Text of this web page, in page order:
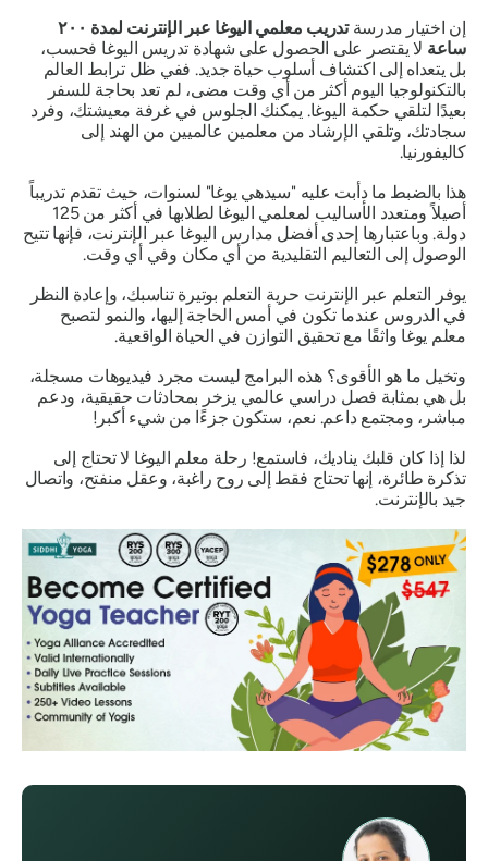
إن اختيار مدرسة
تدريب معلمي اليوغا عبر الإنترنت لمدة ٢٠٠
ساعةلا يقتصر على الحصول على شهادة تدريس اليوغا فحسب،
بل يتعداه إلى اكتشاف أسلوب حياة جديد. ففي ظل ترابط العالم
بالتكنولوجيا اليوم أكثر من أي وقت مضى، لم تعد بحاجة للسفر
بعيدًا لتلقي حكمة اليوغا. يمكنك الجلوس في غرفة معيشتك، وفرد
سجادتك، وتلقي الإرشاد من معلمين عالميين من الهند إلى
كاليفورنيا.
هذا بالضبط ما دأبت عليه "سيدهي يوغا" لسنوات، حيث تقدم تدريباً
أصيلاً ومتعدد الأساليب لمعلمي اليوغا لطلابها في أكثر من 125
دولة. وباعتبارها إحدى أفضل مدارس اليوغا عبر الإنترنت، فإنها تتيح
الوصول إلى التعاليم التقليدية من أي مكان وفي أي وقت.
يوفر التعلم عبر الإنترنت حرية التعلم بوتيرة تناسبك، وإعادة النظر
في الدروس عندما تكون في أمس الحاجة إليها، والنمو لتصبح
معلم يوغا واثقًا مع تحقيق التوازن في الحياة الواقعية.
وتخيل ما هو الأقوى؟هذه البرامج ليست مجرد فيديوهات مسجلة،
بل هي بمثابة فصل دراسي عالمي يزخر بمحادثات حقيقية، ودعم
مباشر، ومجتمع داعم. نعم، ستكون جزءًا من شيء أكبر!
لذا إذا كان قلبك يناديك،فاستمع! رحلة معلم اليوغا لا تحتاج إلى
تذكرة طائرة، إنها تحتاج فقط إلى روح راغبة، وعقل منفتح، واتصال
جيد بالإنترنت.